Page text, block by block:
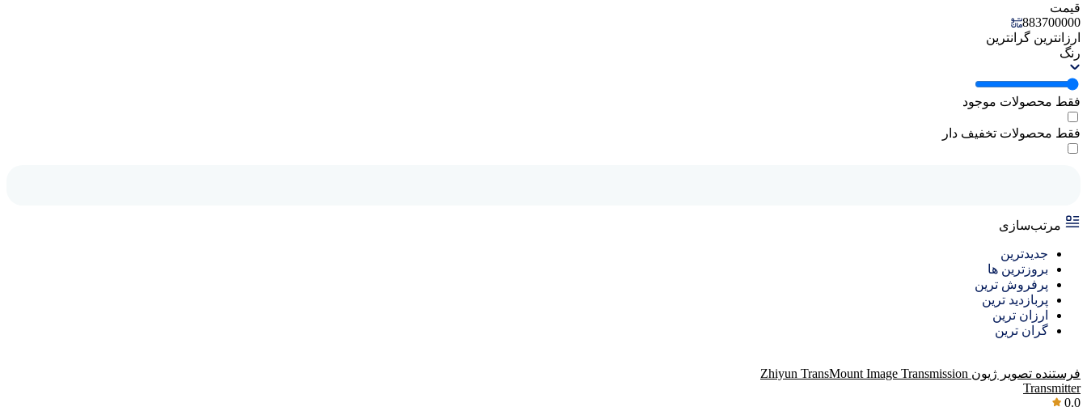
قیمت
883700000
ارزانترین گرانترین
رنگ
فقط محصولات موجود
فقط محصولات تخفیف دار
مرتب‌سازی
جدیدترین
بروزترین ها
پرفروش ترین
پربازدید ترین
ارزان ترین
گران ترین
فرستنده تصویر ژیون Zhiyun TransMount Image Transmission
Transmitter
0.0